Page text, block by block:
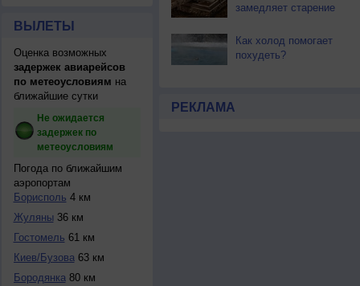
ВЫЛЕТЫ
Оценка возможных
задержек авиарейсов
по метеоусловиям на
ближайшие сутки
Не ожидается
задержек по
метеоусловиям
Погода по ближайшим
аэропортам
Борисполь 4 км
Жуляны36 км
Гостомель 61 км
Киев/Бузова63 км
Бородянка80 км
замедляет старение
Как холод помогает
похудеть?
РЕКЛАМА